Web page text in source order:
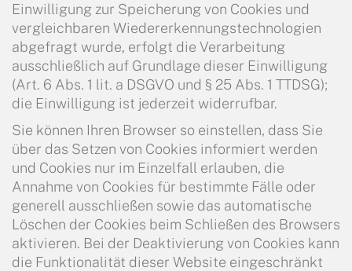
Einwilligung zur Speicherung von Cookies und
vergleichbaren Wiedererkennungstechnologien
abgefragt wurde, erfolgt die Verarbeitung
ausschließlich auf Grundlage dieser Einwilligung
(Art. 6 Abs. 1 lit. a DSGVO und § 25 Abs. 1 TTDSG);
die Einwilligung ist jederzeit widerrufbar.
Sie können Ihren Browser so einstellen, dass Sie
über das Setzen von Cookies informiert werden
und Cookies nur im Einzelfall erlauben, die
Annahme von Cookies für bestimmte Fälle oder
generell ausschließen sowie das automatische
Löschen der Cookies beim Schließen des Browsers
aktivieren. Bei der Deaktivierung von Cookies kann
die Funktionalität dieser Website eingeschränkt